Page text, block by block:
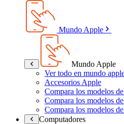
Mundo Apple
Mundo Apple
Ver todo en mundo
Accesorios Apple
Compara los modelos
Compara los modelos
Compara los modelos
Computadores